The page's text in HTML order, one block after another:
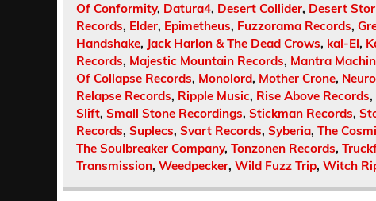
Of Conformity, Datura4, Desert Collider, Desert
Records, Elder, Epimetheus, Fuzzorama Records,
Handshake, Jack Harlon & The Dead Crows, kal-El,
Records, Majestic Mountain Records, Mantra
Of Collapse Records, Monolord, Mother Crone,
Relapse Records, Ripple Music, Rise Above Records,
Slift, Small Stone Recordings, Stickman Records,
Records, Suplecs, Svart Records, Syberia, The
The Soulbreaker Company, Tonzonen Records,
Transmission, Weedpecker, Wild Fuzz Trip, Witch